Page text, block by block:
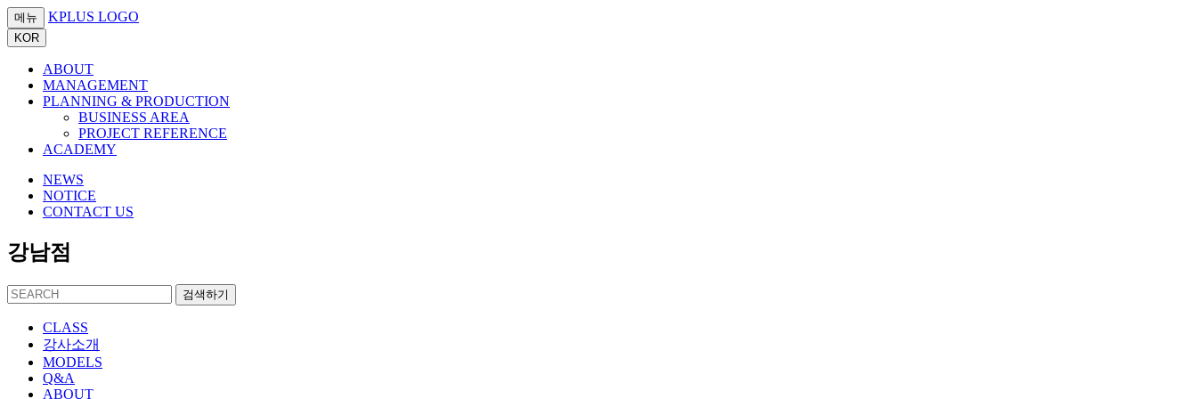
메뉴 KPLUS LOGO
KOR
ABOUT
MANAGEMENT
PLANNING & PRODUCTION
BUSINESS AREA
PROJECT REFERENCE
ACADEMY
NEWS
NOTICE
CONTACT US
강남점
검색하기
CLASS
강사소개
MODELS
Q&A
ABOUT